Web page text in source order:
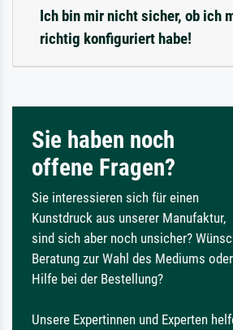
Ich bin mir nicht sicher, ob ich
richtig konfiguriert habe!
Sie haben noch
offene Fragen?
Sie interessieren sich für einen
Kunstdruck aus unserer Manufaktur,
sind sich aber noch unsicher?
Beratung zur Wahl des Mediums
Hilfe bei der Bestellung?
Unsere Expertinnen und Experten